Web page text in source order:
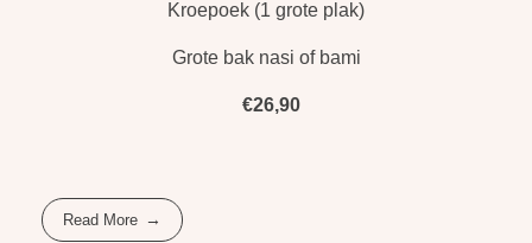
Kroepoek (1 grote plak)
Grote bak nasi of bami
€26,90
Read More